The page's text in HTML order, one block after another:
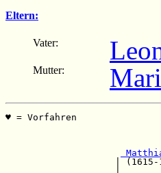
Eltern:
Vater:
Mutter:
♥ =